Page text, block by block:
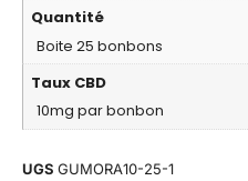
Quantité
Boite 25 bonbons
Taux CBD
10mg par bonbon
UGS GUMORA10-25-1